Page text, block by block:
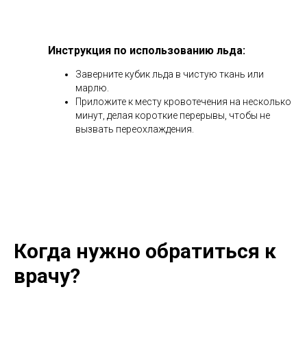
Инструкция по использованию льда:
Заверните кубик льда в чистую ткань или
марлю.
Приложите к месту кровотечения на несколько
минут, делая короткие перерывы, чтобы не
вызвать переохлаждения.
Когда нужно обратиться к
врачу?